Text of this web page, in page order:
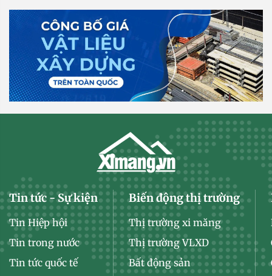
Tin tức - Sự kiện
Tin Hiệp hội
Tin trong nước
Tin tức quốc tế
Biến động thị trường
Thị trường xi măng
Thị trường VLXD
Bất động sản